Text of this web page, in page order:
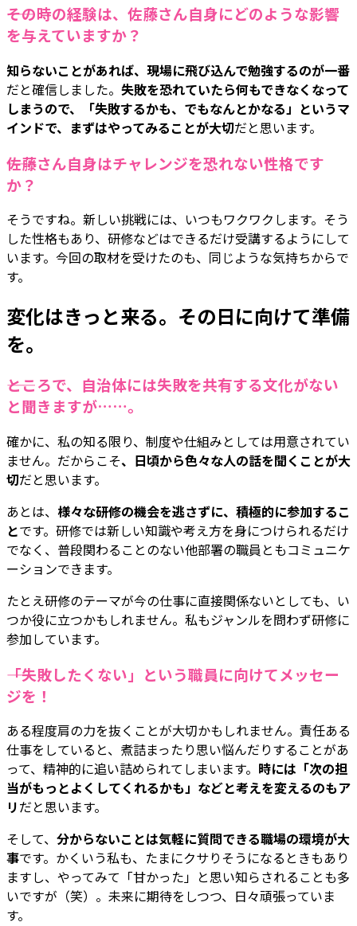
――その時の経験は、佐藤さん自身にどのような影響
を与えていますか？
知らないことがあれば、現場に飛び込んで勉強するのが一番
だと確信しました。 失敗を恐れていたら何もできなくなって
しまうので、「失敗するかも、でもなんとかなる」というマ
インドで、まずはやってみることが大切だと思います。
――佐藤さん自身はチャレンジを恐れない性格です
か？
そうですね。新しい挑戦には、いつもワクワクします。そう
した性格もあり、研修などはできるだけ受講するようにして
います。今回の取材を受けたのも、同じような気持ちからで
す。
変化はきっと来る。その日に向けて準備
を。
――ところで、自治体には失敗を共有する文化がない
と聞きますが……。
確かに、私の知る限り、制度や仕組みとしては用意されてい
ません。だからこそ、日頃から色々な人の話を聞くことが大
切だと思います。
あとは、 様々な研修の機会を逃さずに、積極的に参加するこ
とです。研修では新しい知識や考え方を身につけられるだけ
でなく、普段関わることのない他部署の職員ともコミュニケ
ーションできます。
たとえ研修のテーマが今の仕事に直接関係ないとしても、い
つか役に立つかもしれません。私もジャンルを問わず研修に
参加しています。
――「失敗したくない」という職員に向けてメッセー
ジを！
ある程度肩の力を抜くことが大切かもしれません。責任ある
仕事をしていると、煮詰まったり思い悩んだりすることがあ
って、精神的に追い詰められてしまいます。 時には「次の担
当がもっとよくしてくれるかも」などと考えを変えるのもア
リだと思います。
そして、 分からないことは気軽に質問できる職場の環境が大
事です。かくいう私も、たまにクサりそうになるときもあり
ますし、やってみて「甘かった」と思い知らされることも多
いですが（笑）。未来に期待をしつつ、日々頑張っていま
す。